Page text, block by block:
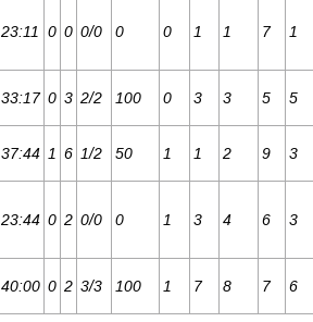
23:11 0 0 0/0 0 0 1 1 7 1
33:17 0 3 2/2 100 0 3 3 5 5
37:44 1 6 1/2 50 1 1 2 9 3
23:44 0 2 0/0 0 1 3 4 6 3
40:00 0 2 3/3 100 1 7 8 7 6